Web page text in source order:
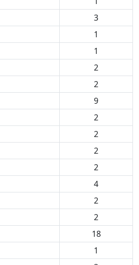
3
1
1
2
2
9
2
2
2
2
4
2
2
18
1